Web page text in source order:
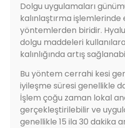
Dolgu uygulamaları
kalınlaştırma işlemlerinde
yöntemlerden biridir.
dolgu maddeleri
kalınlığında artış
Bu yöntem cerrahi kesi
iyileşme süresi genellikle
İşlem çoğu zaman lokal
gerçekleştirilebilir ve
genellikle 15 ila 30 dakika